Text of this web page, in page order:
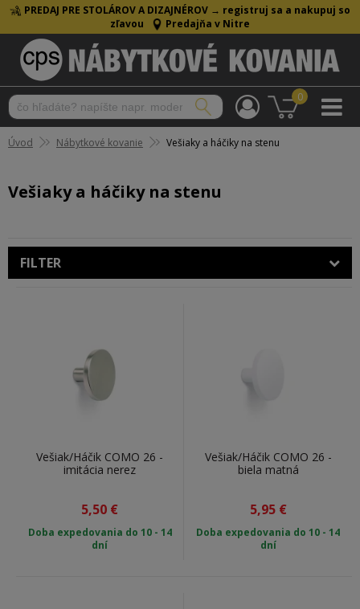
PREDAJ PRE STOLÁROV A DIZAJNÉROV → registruj sa a nakupuj so
zľavou
Predajňa v Nitre
0
Úvod Nábytkové kovanie Vešiaky a háčiky na stenu
Vešiaky a háčiky na stenu
FILTER
Vešiak/Háčik COMO 26 -
imitácia nerez
5,50 €
Doba expedovania do 10 - 14
dní
Vešiak/Háčik COMO 26 -
biela matná
5,95 €
Doba expedovania do 10 - 14
dní